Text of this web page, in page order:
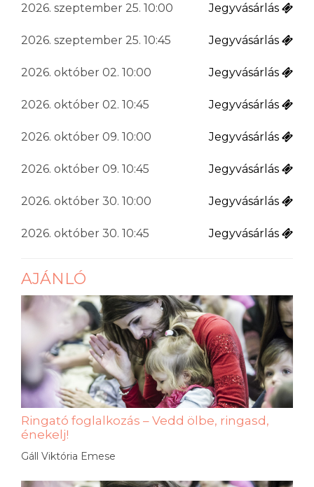
2026. szeptember 25. 10:00 Jegyvásárlás
2026. szeptember 25. 10:45 Jegyvásárlás
2026. október 02. 10:00 Jegyvásárlás
2026. október 02. 10:45 Jegyvásárlás
2026. október 09. 10:00 Jegyvásárlás
2026. október 09. 10:45 Jegyvásárlás
2026. október 30. 10:00 Jegyvásárlás
2026. október 30. 10:45 Jegyvásárlás
AJÁNLÓ
Ringató foglalkozás – Vedd ölbe, ringasd,
énekelj!
Gáll Viktória Emese